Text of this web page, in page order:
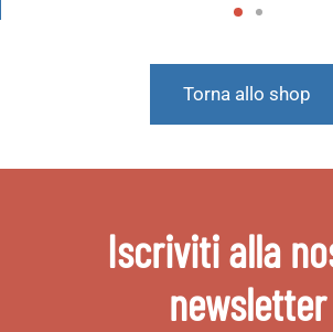
Torna allo shop
Iscriviti alla
newsletter